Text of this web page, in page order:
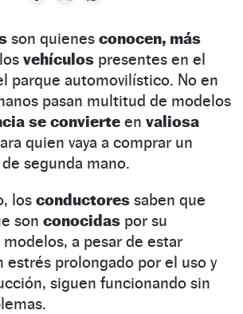
son quienes conocen, más
los vehículos presentes en el
parque automovilístico. No en
pasan multitud de modelos
se convierte en valiosa
quien vaya a comprar un
segunda mano.
los conductores saben que
son conocidas por su
modelos, a pesar de estar
estrés prolongado por el uso y
siguen funcionando sin